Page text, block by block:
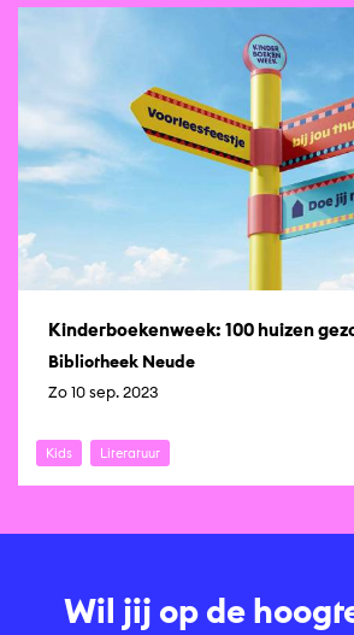
Kinderboekenweek: 100 huizen
Bibliotheek Neude
Zo 10 sep. 2023
Kids Literatuur
Wil jij op de